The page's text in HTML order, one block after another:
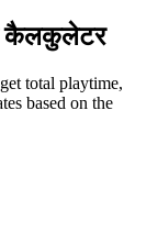
कैलकुलेटर
total playtime,
based on the